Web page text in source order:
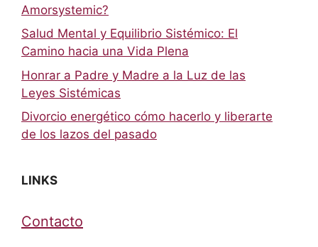
Amorsystemic?
Salud Mental y Equilibrio Sistémico: El
Camino hacia una Vida Plena
Honrar a Padre y Madre a la Luz de las
Leyes Sistémicas
Divorcio energético cómo hacerlo y liberarte
de los lazos del pasado
LINKS
Contacto